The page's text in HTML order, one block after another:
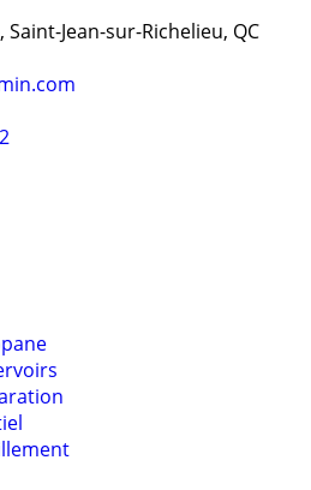
Jean-sur-Richelieu, QC